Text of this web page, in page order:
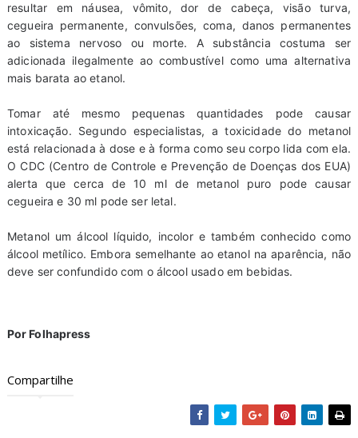
resultar em náusea, vômito, dor de cabeça, visão turva,
cegueira permanente, convulsões, coma, danos permanentes
ao sistema nervoso ou morte. A substância costuma ser
adicionada ilegalmente ao combustível como uma alternativa
mais barata ao etanol.
Tomar até mesmo pequenas quantidades pode causar
intoxicação. Segundo especialistas, a toxicidade do metanol
está relacionada à dose e à forma como seu corpo lida com ela.
O CDC (Centro de Controle e Prevenção de Doenças dos EUA)
alerta que cerca de 10 ml de metanol puro pode causar
cegueira e 30 ml pode ser letal.
Metanol um álcool líquido, incolor e também conhecido como
álcool metílico. Embora semelhante ao etanol na aparência, não
deve ser confundido com o álcool usado em bebidas.
Por Folhapress
Compartilhe